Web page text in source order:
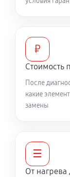
₽
Стоимость
После
какие
замены
☰
От